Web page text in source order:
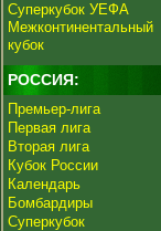
Суперкубок УЕФА
Межконтинентальный
кубок
РОССИЯ:
Премьер-лига
Первая лига
Вторая лига
Кубок России
Календарь
Бомбардиры
Суперкубок